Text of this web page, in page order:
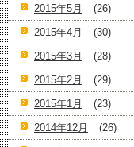
2015年5月
(26)
2015年4月
(30)
2015年3月
(28)
2015年2月
(29)
2015年1月
(23)
2014年12月
(26)